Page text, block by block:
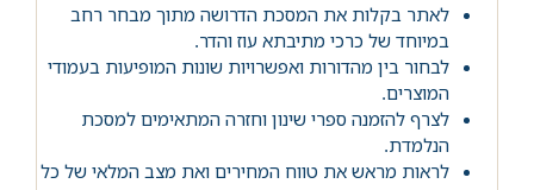
לאתר בקלות את המסכת הדרושה מתוך מבחר רחב
במיוחד של כרכי מתיבתא עוז והדר.
לבחור בין מהדורות ואפשרויות שונות המופיעות בעמודי
המוצרים.
לצרף להזמנה ספרי שינון וחזרה המתאימים למסכת
הנלמדת.
לראות מראש את טווח המחירים ואת מצב המלאי של כל